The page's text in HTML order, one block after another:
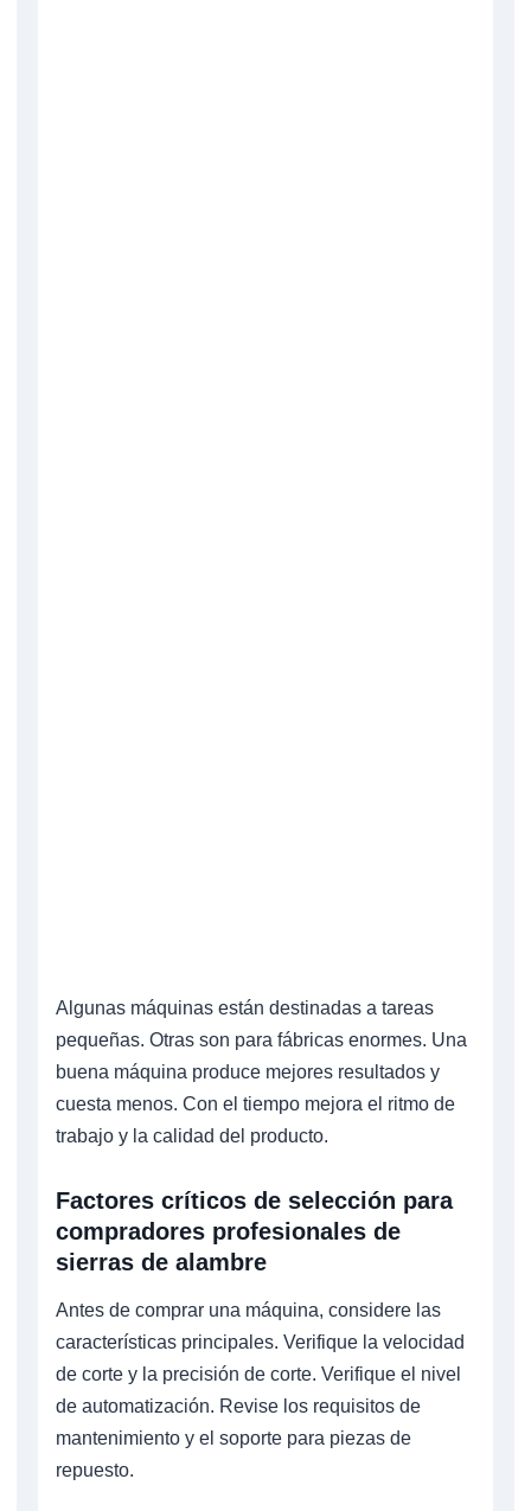
Algunas máquinas están destinadas a tareas
pequeñas. Otras son para fábricas enormes. Una
buena máquina produce mejores resultados y
cuesta menos. Con el tiempo mejora el ritmo de
trabajo y la calidad del producto.
Factores críticos de selección para
compradores profesionales de
sierras de alambre
Antes de comprar una máquina, considere las
características principales. Verifique la velocidad
de corte y la precisión de corte. Verifique el nivel
de automatización. Revise los requisitos de
mantenimiento y el soporte para piezas de
repuesto.